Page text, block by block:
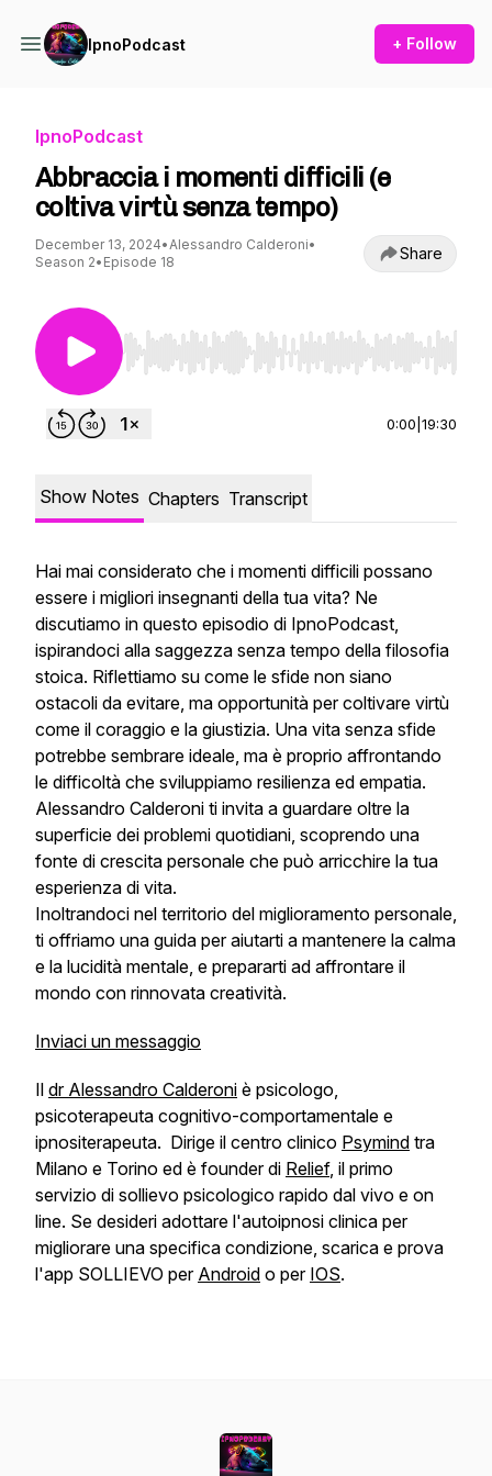
IpnoPodcast + Follow
IpnoPodcast
Abbraccia i momenti difficili (e
coltiva virtù senza tempo)
December 13, 2024•Alessandro Calderoni•
Season 2• Episode 18 Share
Use Left/Right to seek, Home/End to jump to
0:00 19:30
Show Notes Chapters Transcript
Hai mai considerato che i momenti difficili possano
essere i migliori insegnanti della tua vita? Ne
discutiamo in questo episodio di IpnoPodcast,
ispirandoci alla saggezza senza tempo della filosofia
stoica. Riflettiamo su come le sfide non siano
ostacoli da evitare, ma opportunità per coltivare virtù
come il coraggio e la giustizia. Una vita senza sfide
potrebbe sembrare ideale, ma è proprio affrontando
le difficoltà che sviluppiamo resilienza ed empatia.
Alessandro Calderoni ti invita a guardare oltre la
superficie dei problemi quotidiani, scoprendo una
fonte di crescita personale che può arricchire la tua
esperienza di vita.
Inoltrandoci nel territorio del miglioramento personale,
ti offriamo una guida per aiutarti a mantenere la calma
e la lucidità mentale, e prepararti ad affrontare il
mondo con rinnovata creatività.
Inviaci un messaggio
Il dr Alessandro Calderoni è psicologo,
psicoterapeuta cognitivo-comportamentale e
ipnositerapeuta. Dirige il centro clinico Psymind tra
Milano e Torino ed è founder di Relief, il primo
servizio di sollievo psicologico rapido dal vivo e on
line. Se desideri adottare l'autoipnosi clinica per
migliorare una specifica condizione, scarica e prova
l'app SOLLIEVO per Android o per IOS.